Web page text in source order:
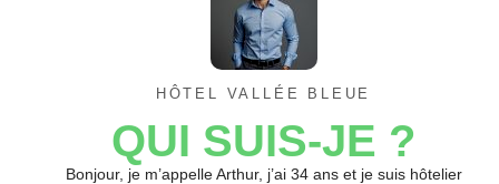
HÔTEL VALLÉE BLEUE
QUI SUIS-JE ?
Bonjour, je m’appelle Arthur, j’ai 34 ans et je suis hôtelier